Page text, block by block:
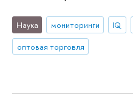
Наука мониторинги IQ
оптовая торговля